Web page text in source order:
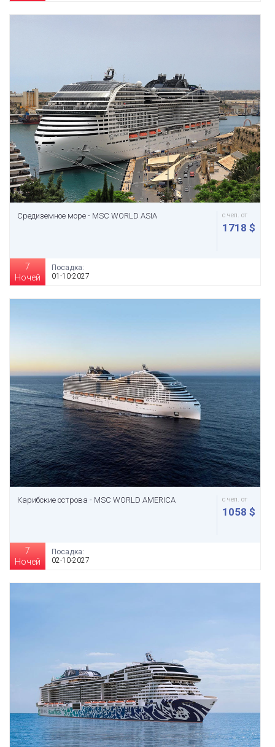
Средиземное море - MSC WORLD ASIA с чел. от
1718 $
7
Ночей
Посадка:
01-10-2027
Карибские острова - MSC WORLD AMERICA с чел. от
1058 $
7
Ночей
Посадка:
02-10-2027